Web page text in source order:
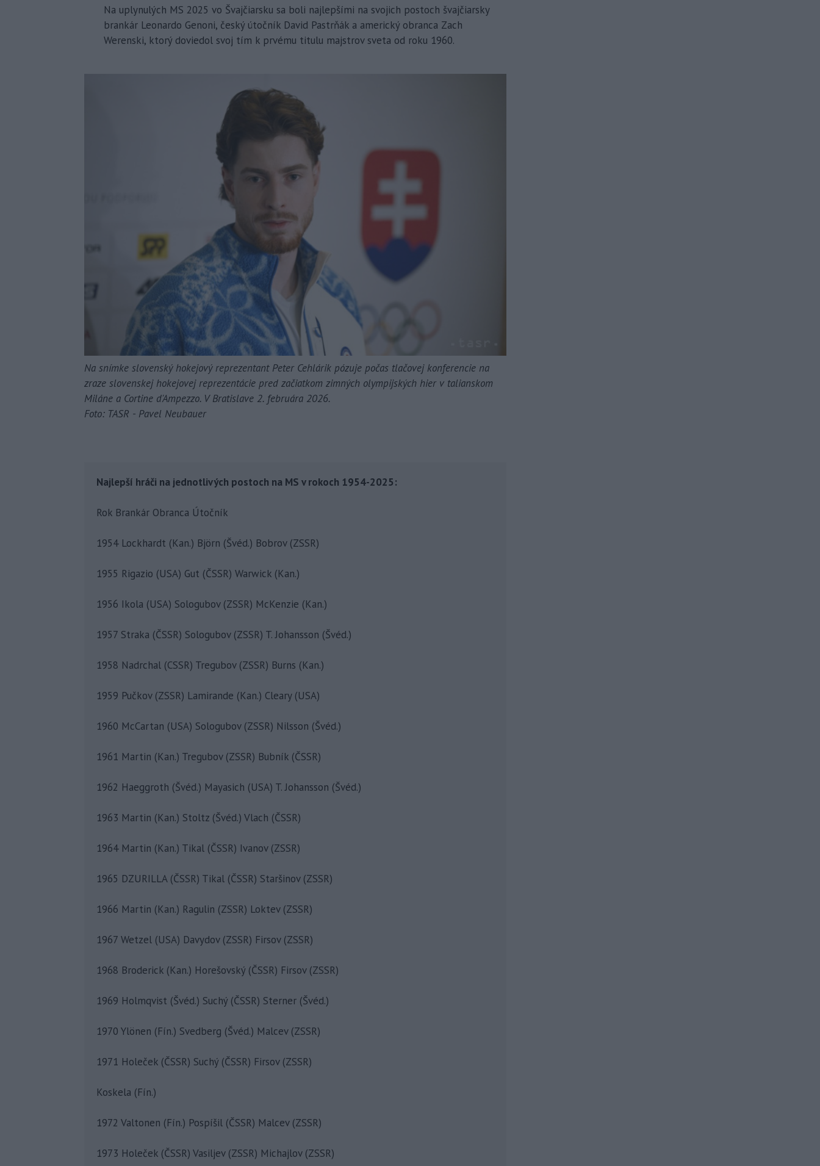
Na uplynulých MS 2025 vo Švajčiarsku sa boli najlepšími na svojich postoch švajčiarsky
brankár Leonardo Genoni, český útočník David Pastrňák a americký obranca Zach
Werenski, ktorý doviedol svoj tím k prvému titulu majstrov sveta od roku 1960.
Na snímke slovenský hokejový reprezentant Peter Cehlárik pózuje počas tlačovej konferencie na
zraze slovenskej hokejovej reprezentácie pred začiatkom zimných olympijských hier v talianskom
Miláne a Cortine d'Ampezzo. V Bratislave 2. februára 2026.
Foto: TASR - Pavel Neubauer
Najlepší hráči na jednotlivých postoch na MS v rokoch 1954-2025:
Rok Brankár Obranca Útočník
1954 Lockhardt (Kan.) Björn (Švéd.) Bobrov (ZSSR)
1955 Rigazio (USA) Gut (ČSSR) Warwick (Kan.)
1956 Ikola (USA) Sologubov (ZSSR) McKenzie (Kan.)
1957 Straka (ČSSR) Sologubov (ZSSR) T. Johansson (Švéd.)
1958 Nadrchal (CSSR) Tregubov (ZSSR) Burns (Kan.)
1959 Pučkov (ZSSR) Lamirande (Kan.) Cleary (USA)
1960 McCartan (USA) Sologubov (ZSSR) Nilsson (Švéd.)
1961 Martin (Kan.) Tregubov (ZSSR) Bubník (ČSSR)
1962 Haeggroth (Švéd.) Mayasich (USA) T. Johansson (Švéd.)
1963 Martin (Kan.) Stoltz (Švéd.) Vlach (ČSSR)
1964 Martin (Kan.) Tikal (ČSSR) Ivanov (ZSSR)
1965 DZURILLA (ČSSR) Tikal (ČSSR) Staršinov (ZSSR)
1966 Martin (Kan.) Ragulin (ZSSR) Loktev (ZSSR)
1967 Wetzel (USA) Davydov (ZSSR) Firsov (ZSSR)
1968 Broderick (Kan.) Horešovský (ČSSR) Firsov (ZSSR)
1969 Holmqvist (Švéd.) Suchý (ČSSR) Sterner (Švéd.)
1970 Ylönen (Fín.) Svedberg (Švéd.) Malcev (ZSSR)
1971 Holeček (ČSSR) Suchý (ČSSR) Firsov (ZSSR)
Koskela (Fín.)
1972 Valtonen (Fín.) Pospíšil (ČSSR) Malcev (ZSSR)
1973 Holeček (ČSSR) Vasiljev (ZSSR) Michajlov (ZSSR)